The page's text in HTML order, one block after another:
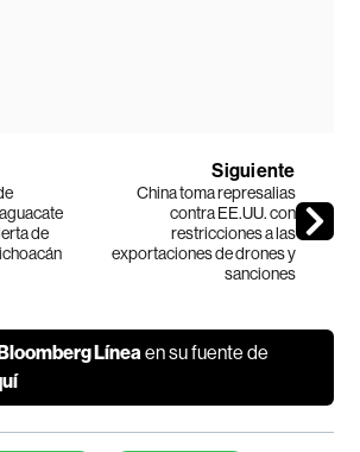
de
Siguiente
China toma represalias
contra EE.UU. con
restricciones a las
exportaciones de drones y
sanciones
Línea en su fuente de